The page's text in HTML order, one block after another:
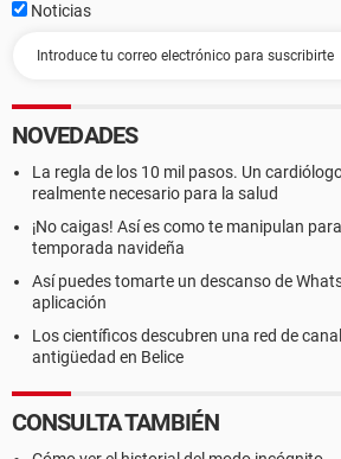
Noticias
NOVEDADES
La regla de los 10 mil pasos. Un
realmente necesario para la salud
¡No caigas! Así es como te manipulan
temporada navideña
Así puedes tomarte un descanso de
aplicación
Los científicos descubren una red de
antigüedad en Belice
CONSULTA TAMBIÉN